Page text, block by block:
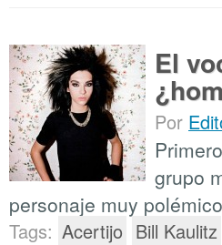
El
Por
grupo
personaje muy
Tags: Acertijo Bill Kaulitz